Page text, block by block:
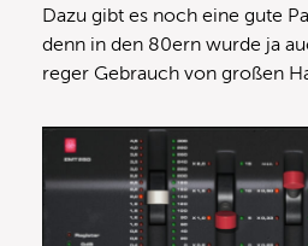
Dazu gibt es noch eine gute
denn in den 80ern wurde ja
reger Gebrauch von großen